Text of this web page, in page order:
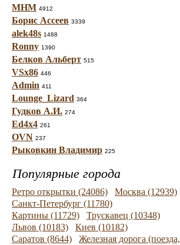
МНМ 4912
Борис Ассеев 3339
alek48s 1488
Ronny 1390
Белков Альберт 515
VSx86 446
Admin 411
Lounge_Lizard 364
Гудков А.И. 274
Ed4x4 261
OVN 237
Рыковкин Владимир 225
Популярные города
Ретро открытки (24086)
Москва (12939)
Санкт-Петербург (11780)
Картины (11729)
Трускавец (10348)
Львов (10183)
Киев (10182)
Саратов (8644)
Железная дорога (поезда,